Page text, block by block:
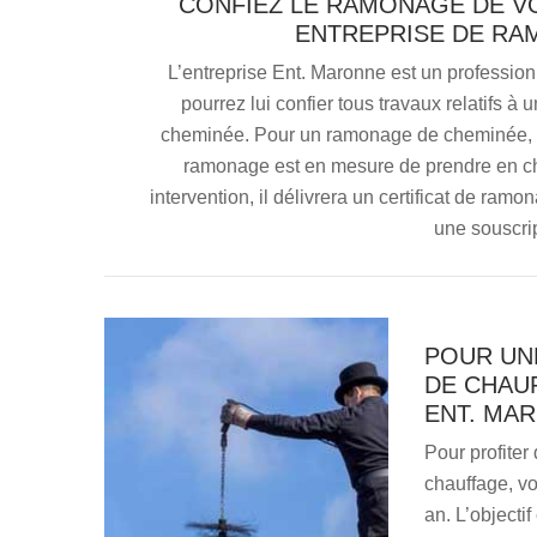
ENTREPRISE DE
L’entreprise Ent. Maronne est un
pourrez lui confier tous travaux relatifs à
cheminée. Pour un ramonage de
ramonage est en mesure de prendre en
intervention, il délivrera un certificat de
une
POUR
DE
ENT.
Pour profiter
chauffage,
an.